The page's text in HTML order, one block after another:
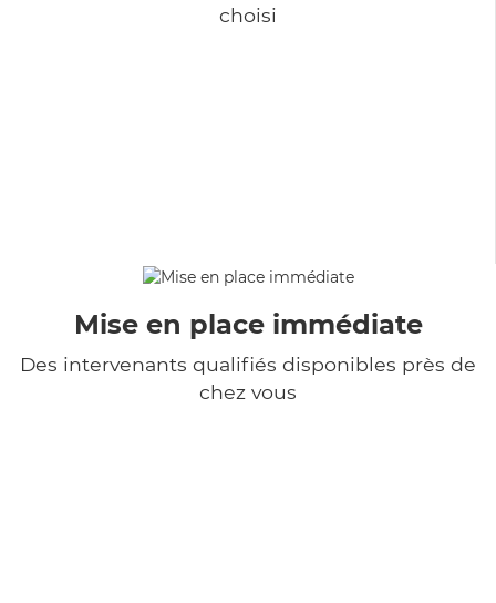
choisi
Mise en place immédiate
Des intervenants qualifiés disponibles près de
chez vous